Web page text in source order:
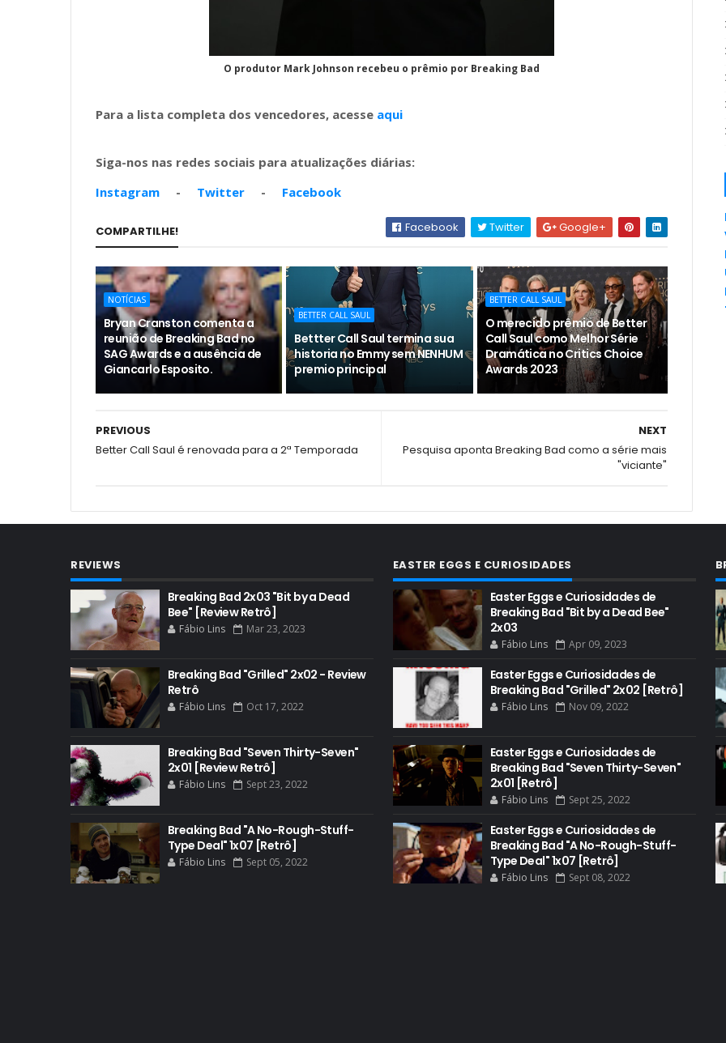
O produtor Mark Johnson recebeu o prêmio por Breaking Bad
Para a lista completa dos vencedores, acesse aqui
Siga-nos nas redes sociais para atualizações diárias:
Instagram - Twitter - Facebook
COMPARTILHE! Facebook Twitter Google+
NOTÍCIAS
Bryan Cranston comenta a
reunião de Breaking Bad no
SAG Awards e a ausência de
Giancarlo Esposito.
BETTER CALL SAUL
Bettter Call Saul termina sua
historia no Emmy sem NENHUM
premio principal
BETTER CALL SAUL
O merecido prêmio de Better
Call Saul como Melhor Série
Dramática no Critics Choice
Awards 2023
NEXT
Pesquisa aponta Breaking Bad como a série mais
"viciante"
PREVIOUS
Better Call Saul é renovada para a 2ª Temporada
REVIEWS
Breaking Bad 2x03 "Bit by a Dead
Bee" [Review Retrô]
Fábio Lins Mar 23, 2023
Breaking Bad "Grilled" 2x02 - Review
Retrô
Fábio Lins Oct 17, 2022
Breaking Bad "Seven Thirty-Seven"
2x01 [Review Retrô]
Fábio Lins Sept 23, 2022
Breaking Bad "A No-Rough-Stuff-
Type Deal" 1x07 [Retrô]
Fábio Lins Sept 05, 2022
EASTER EGGS E CURIOSIDADES
Easter Eggs e Curiosidades de
Breaking Bad "Bit by a Dead Bee"
2x03
Fábio Lins Apr 09, 2023
Easter Eggs e Curiosidades de
Breaking Bad "Grilled" 2x02 [Retrô]
Fábio Lins Nov 09, 2022
Easter Eggs e Curiosidades de
Breaking Bad "Seven Thirty-Seven"
2x01 [Retrô]
Fábio Lins Sept 25, 2022
Easter Eggs e Curiosidades de
Breaking Bad "A No-Rough-Stuff-
Type Deal" 1x07 [Retrô]
Fábio Lins Sept 08, 2022